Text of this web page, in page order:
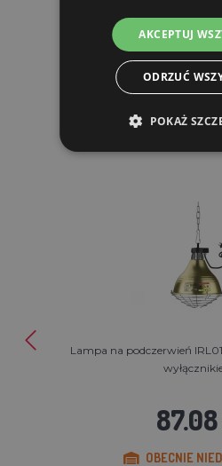
PRODUKTY
Lampa na podczerwień
OBECNIE
AKCEPTUJ
ODRZUĆ
POKAŻ